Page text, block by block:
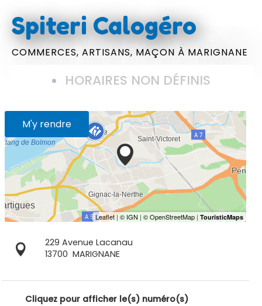
Spiteri Calogéro
COMMERCES, ARTISANS, MAÇON À MARIGNANE
HORAIRES NON DÉFINIS
M'y rendre
229 Avenue Lacanau
13700 MARIGNANE
Cliquez pour afficher le(s) numéro(s)